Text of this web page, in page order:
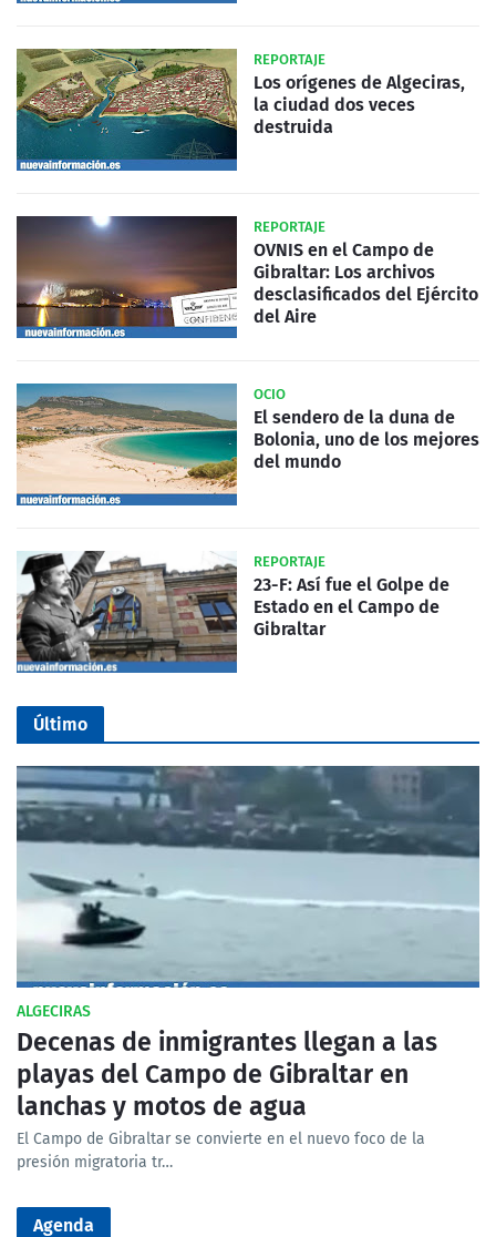
REPORTAJE
Los orígenes de Algeciras,
la ciudad dos veces
destruida
REPORTAJE
OVNIS en el Campo de
Gibraltar: Los archivos
desclasificados del Ejército
del Aire
OCIO
El sendero de la duna de
Bolonia, uno de los mejores
del mundo
REPORTAJE
23-F: Así fue el Golpe de
Estado en el Campo de
Gibraltar
Último
ALGECIRAS
Decenas de inmigrantes llegan a las
playas del Campo de Gibraltar en
lanchas y motos de agua
El Campo de Gibraltar se convierte en el nuevo foco de la
presión migratoria tr…
Agenda